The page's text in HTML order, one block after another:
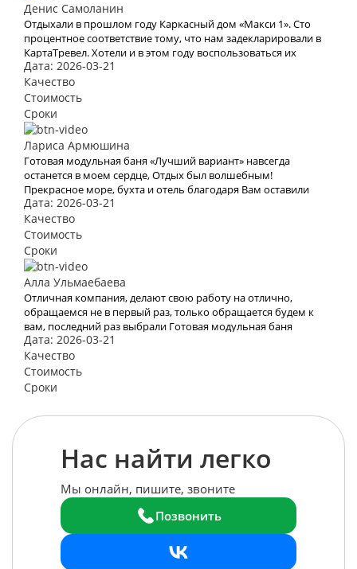
Денис Самоланин
Отдыхали в прошлом году Каркасный дом «Макси 1». Сто
процентное соответствие тому, что нам задекларировали в
КартаТревел. Хотели и в этом году воспользоваться их
услугами, но видимо эта пандемия все испортит.
Дата: 2026-03-21
Качество
Стоимость
Сроки
Лариса Армюшина
Готовая модульная баня «Лучший вариант» навсегда
останется в моем сердце, Отдых был волшебным!
Прекрасное море, бухта и отель благодаря Вам оставили
яркое впечатление и бурю эмоций. В это место хочется
возвращаться Снова и снова. Спасибо Вам за Вашу работу.
Мы с мужем рады, что обратились к Вам. Теперь с Вами
отдых для нас больше не проблема
Дата: 2026-03-21
Качество
Стоимость
Сроки
Алла Ульмаебаева
Отличная компания, делают свою работу на отлично,
обращаемся не в первый раз, только обращается будем к
вам, последний раз выбрали Готовая модульная баня
«Лучший вариант»
Дата: 2026-03-21
Качество
Стоимость
Сроки
Нас найти легко
Мы онлайн, пишите, звоните
Позвонить